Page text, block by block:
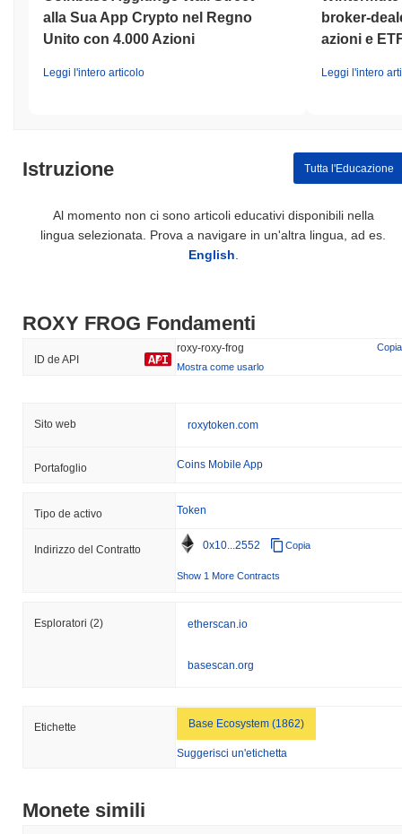
alla Sua App Crypto nel Regno
Unito con 4.000 Azioni
Leggi l'intero articolo
broker-
azioni e
Leggi l'intero
Istruzione Tutta l'Educazione
Al momento non ci sono articoli educativi disponibili nella
lingua selezionata. Prova a navigare in un'altra lingua, ad es.
English
ROXY FROG Fondamenti
ID de API
roxy-roxy-frog
Copia
Mostra come usarlo
Sito web roxytoken.com
Portafoglio Coins Mobile App
Tipo de activo Token
Indirizzo del Contratto 0x10...2552 Copia
Show 1 More Contracts
Esploratori (2) etherscan.io
basescan.org
Etichette Base Ecosystem (1862)
Suggerisci un'etichetta
Monete simili